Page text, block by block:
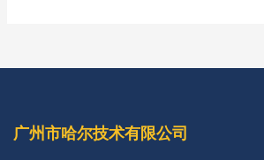
广州市哈尔技术有限公司